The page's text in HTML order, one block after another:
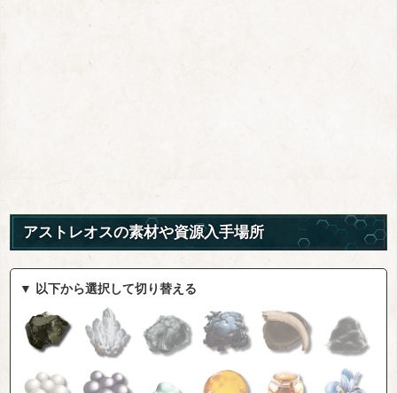
アストレオスの素材や資源入手場所
▼ 以下から選択して切り替える